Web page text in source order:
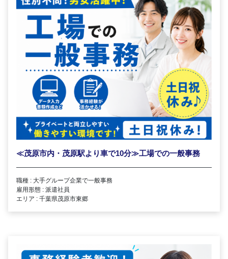
≪茂原市内・茂原駅より車で10分≫工場での一般事務
職種 : 大手グループ企業で一般事務
雇用形態 : 派遣社員
エリア : 千葉県茂原市東郷